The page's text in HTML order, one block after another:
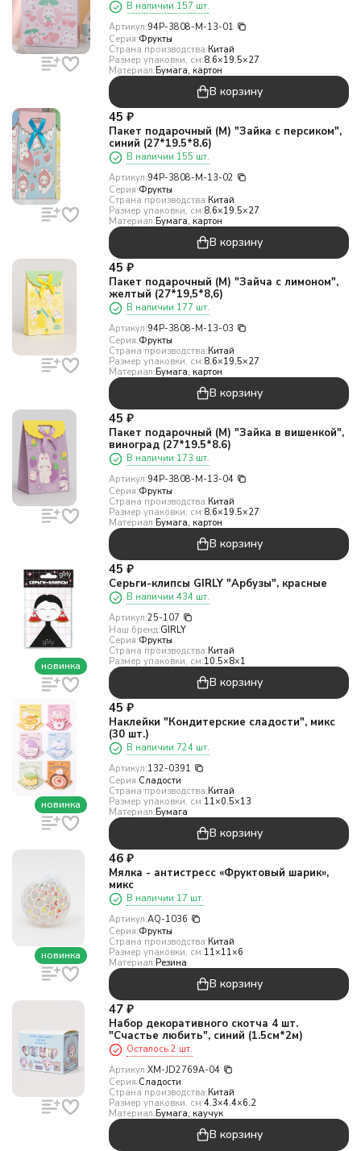
В наличии 157 шт.
Артикул:94P-3808-M-13-01
Серия:Фрукты
Страна производства:Китай
Размер упаковки, см:8.6×19.5×27
Материал:Бумага, картон
В корзину
45 ₽
Пакет подарочный (M) "Зайка с персиком",
синий (27*19.5*8.6)
В наличии 155 шт.
Артикул:94P-3808-M-13-02
Серия:Фрукты
Страна производства:Китай
Размер упаковки, см:8.6×19.5×27
Материал:Бумага, картон
В корзину
45 ₽
Пакет подарочный (M) "Зайча с лимоном",
желтый (27*19,5*8,6)
В наличии 177 шт.
Артикул:94P-3808-M-13-03
Серия:Фрукты
Страна производства:Китай
Размер упаковки, см:8.6×19.5×27
Материал:Бумага, картон
В корзину
45 ₽
Пакет подарочный (M) "Зайка в вишенкой",
виноград (27*19.5*8.6)
В наличии 173 шт.
Артикул:94P-3808-M-13-04
Серия:Фрукты
Страна производства:Китай
Размер упаковки, см:8.6×19.5×27
Материал:Бумага, картон
В корзину
новинка
45 ₽
Серьги-клипсы GIRLY "Арбузы", красные
В наличии 434 шт.
Артикул:25-107
Наш бренд:GIRLY
Серия:Фрукты
Страна производства:Китай
Размер упаковки, см:10.5×8×1
В корзину
новинка
45 ₽
Наклейки "Кондитерские сладости", микс
(30 шт.)
В наличии 724 шт.
Артикул:132-0391
Серия:Сладости
Страна производства:Китай
Размер упаковки, см:11×0.5×13
Материал:Бумага
В корзину
новинка
46 ₽
Мялка - антистресс «Фруктовый шарик»,
микс
В наличии 17 шт.
Артикул:AQ-1036
Серия:Фрукты
Страна производства:Китай
Размер упаковки, см:11×11×6
Материал:Резина
В корзину
47 ₽
Набор декоративного скотча 4 шт.
"Счастье любить", синий (1.5см*2м)
Осталось 2 шт.
Артикул:XM-JD2769A-04
Серия:Сладости
Страна производства:Китай
Размер упаковки, см:4.3×4.4×6.2
Материал:Бумага, каучук
В корзину